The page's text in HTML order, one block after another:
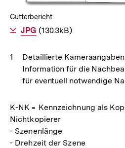
Cutterbericht
Als
JPG herunterladen
(130.3kB)
Detaillierte
Information für die
für eventuell notwendige
K-NK = Kennzeichnung als
Nichtkopierer
- Szenenlänge
- Drehzeit der Szene